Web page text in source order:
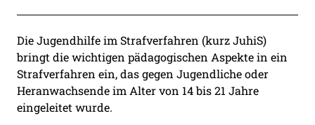
Beschreibung
Die Jugendhilfe im Strafverfahren (kurz JuhiS)
bringt die wichtigen pädagogischen Aspekte in ein
Strafverfahren ein, das gegen Jugendliche oder
Heranwachsende im Alter von 14 bis 21 Jahre
eingeleitet wurde.